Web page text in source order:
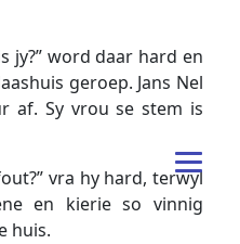
jy?” word daar hard en
geroep. Jans Nel
af. Sy vrou se stem is
vra hy hard, terwyl
en kierie so vinnig
huis.